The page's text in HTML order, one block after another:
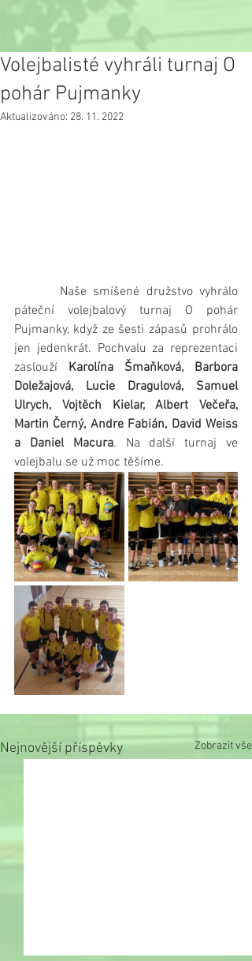
Volejbalisté vyhráli turnaj O
pohár Pujmanky
Aktualizováno: 28. 11. 2022
páteční volejbalový turnaj O pohár
Pujmanky, když ze šesti zápasů prohrálo
jen jedenkrát. Pochvalu za reprezentaci
zaslouží Karolína Šmaňková, Barbora
Doležajová, Lucie Dragulová, Samuel
Ulrych, Vojtěch Kielar, Albert Večeřa,
Martin Černý, Andre Fabián, David Weiss
a Daniel Macura. Na další turnaj ve
volejbalu se už moc těšíme.
Nejnovější příspěvky Zobrazit vše